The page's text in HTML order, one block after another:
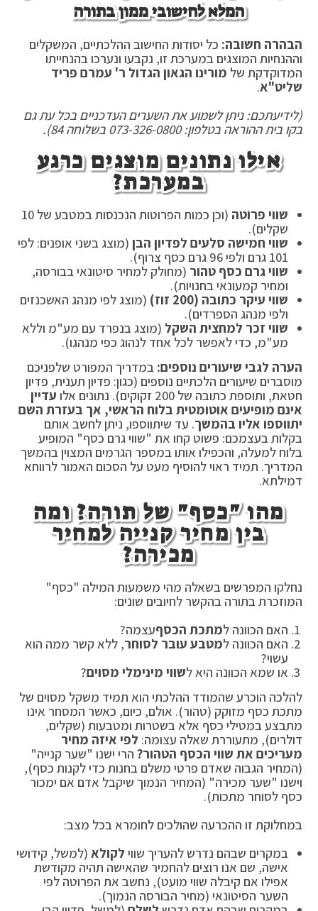
המלא לחישובי ממון בתורה
הבהרה חשובה: כל יסודות החישוב ההלכתיים, המשקלים
וההנחיות המוצגים במערכת זו, נקבעו ונערכו בהנחייתו
המדוקדקת של מורינו הגאון הגדול ר' עמרם פריד
שליט"א.
(לידיעתכם: ניתן לשמוע את השערים העדכניים בכל עת גם
בקו בית ההוראה בטלפון: 073-326-0800 בשלוחה 84).
אילו נתונים מוצגים כרגע
במערכת?
שווי פרוטה
(וכן כמות הפרוטות הנכנסות במטבע של 10
שקלים).
שווי חמישה סלעים לפדיון הבן (מוצג בשני אופנים: לפי
101 גרם ולפי 96 גרם כסף צרוף).
שווי גרם כסף טהור (מחולק למחיר סיטונאי בבורסה,
ומחיר קמעונאי בחנויות).
שווי עיקר כתובה (200 זוז)
(מוצג לפי מנהג האשכנזים
ולפי מנהג הספרדים).
שווי זכר למחצית השקל (מוצג בנפרד עם מע"מ וללא
מע"מ, כדי לאפשר לכל אחד לנהוג כפי מנהגו).
הערה לגבי שיעורים נוספים: במדריך המפורט שלפניכם
מוסברים שיעורים הלכתיים נוספים (כגון: פדיון תענית, פדיון
חטאת, ותוספת כתובה של 200 זקוקים). נתונים אלו
עדיין
אינם מופיעים אוטומטית בלוח הראשי, אך בעזרת השם
יתווספו אליו בהמשך. עד שיתווספו, ניתן לחשב אותם
בקלות בעצמכם: פשוט קחו את "שווי גרם כסף" המופיע
בלוח למעלה, והכפילו אותו במספר הגרמים המצוין בהמשך
המדריך. תמיד ראוי להוסיף מעט על הסכום האמור לרווחא
דמילתא.
מהו "כסף" של תורה? ומה
בין מחיר קנייה למחיר
מכירה?
נחלקו המפרשים בשאלה מהי משמעות המילה "כסף"
המוזכרת בתורה בהקשר לחיובים שונים:
האם הכוונה למתכת הכסףעצמה?
האם הכוונה למטבע עובר לסוחר, ללא קשר ממה הוא
עשוי?
או שמא הכוונה היא לשווי מינימלי מסוים?
להלכה הוכרע שהמודד ההלכתי הוא תמיד משקל מסוים של
מתכת כסף מזוקק (טהור). אולם, כיום, כאשר המסחר אינו
מתבצע במטילי כסף אלא בשטרות ומטבעות (שקלים,
דולרים), מתעוררת שאלה עצומה: לפי איזה מחיר
מעריכים את שווי הכסף הטהור? הרי ישנו "שער קנייה"
(המחיר הגבוה שאדם פרטי משלם בחנות כדי לקנות כסף),
וישנו "שער מכירה" (המחיר הנמוך שיקבל אדם אם ימכור
כסף לסוחר מתכות).
במחלוקת זו ההכרעה שהולכים לחומרא בכל מצב:
במקרים שבהם נדרש להעריך שווי לקולא (למשל, קידושי
אישה, שם אנו רוצים להחמיר שהאישה תהיה מקודשת
אפילו אם קיבלה שווי מועט), נחשב את הפרוטה לפי
השער הסיטונאי (מחיר הבורסה הנמוך).